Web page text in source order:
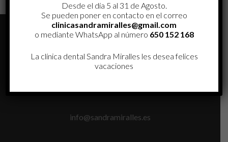
info@sandramiralles.es
Desde el día 5 al 31 de Agosto.
Se pueden poner en contacto en el correo
clinicasandramiralles@gmail.com
o mediante WhatsApp al número 650 152 168
La clínica dental Sandra Miralles les desea felices
vacaciones